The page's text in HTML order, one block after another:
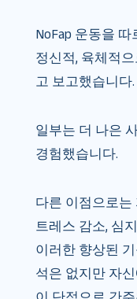
NoFap 운동을
정신적, 육체적
고 보고했습니다.
일부는 더 나은
경험했습니다.
다른 이점으로는
트레스 감소, 심
이러한 향상된
석은 없지만 자